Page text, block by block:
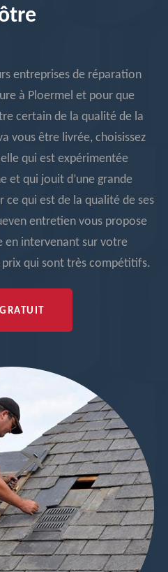
entreprises de réparation
à Ploermel et pour que
certain de la qualité de la
vous être livrée, choisissez
qui est expérimentée
et qui jouit d’une grande
ce qui est de la qualité de ses
entretien vous propose
en intervenant sur votre
prix qui sont très compétitifs.